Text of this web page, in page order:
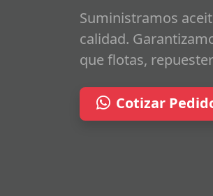
Suministramos
calidad.
que flotas,
Cotizar